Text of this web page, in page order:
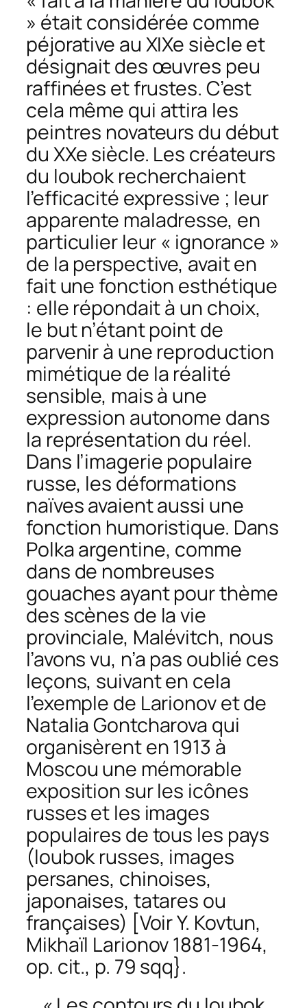
» était considérée comme
péjorative au XIXe siècle et
désignait des œuvres peu
raffinées et frustes. C’est
cela même qui attira les
peintres novateurs du début
du XXe siècle. Les créateurs
du loubok recherchaient
l’efficacité expressive ; leur
apparente maladresse, en
particulier leur « ignorance »
de la perspective, avait en
fait une fonction esthétique
: elle répondait à un choix,
le but n’étant point de
parvenir à une reproduction
mimétique de la réalité
sensible, mais à une
expression autonome dans
la représentation du réel.
Dans l’imagerie populaire
russe, les déformations
naïves avaient aussi une
fonction humoristique. Dans
Polka argentine, comme
dans de nombreuses
gouaches ayant pour thème
des scènes de la vie
provinciale, Malévitch, nous
l’avons vu, n’a pas oublié ces
leçons, suivant en cela
l’exemple de Larionov et de
Natalia Gontcharova qui
organisèrent en 1913 à
Moscou une mémorable
exposition sur les icônes
russes et les images
populaires de tous les pays
(loubok russes, images
persanes, chinoises,
japonaises, tatares ou
françaises) [Voir Y. Kovtun,
Mikhaïl Larionov 1881-1964,
op. cit., p. 79 sqq}.